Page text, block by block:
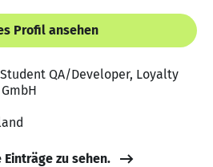
Profil ansehen
QA/Developer, Loyalty
zu sehen.